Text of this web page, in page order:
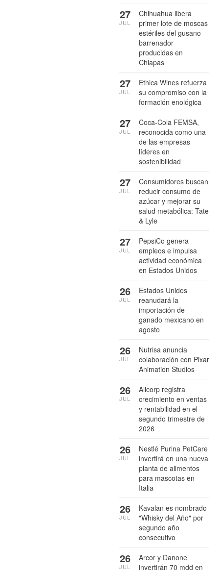
Chihuahua libera
primer lote de moscas
estériles del gusano
barrenador
producidas en
Chiapas
27
JUL
Ethica Wines refuerza
su compromiso con la
formación enológica
27
JUL
Coca-Cola FEMSA,
reconocida como una
de las empresas
líderes en
sostenibilidad
27
JUL
Consumidores buscan
reducir consumo de
azúcar y mejorar su
salud metabólica: Tate
& Lyle
27
JUL
PepsiCo genera
empleos e impulsa
actividad económica
en Estados Unidos
27
JUL
Estados Unidos
reanudará la
importación de
ganado mexicano en
agosto
26
JUL
Nutrisa anuncia
colaboración con Pixar
Animation Studios
26
JUL
Alicorp registra
crecimiento en ventas
y rentabilidad en el
segundo trimestre de
2026
26
JUL
Nestlé Purina PetCare
invertirá en una nueva
planta de alimentos
para mascotas en
Italia
26
JUL
Kavalan es nombrado
"Whisky del Año" por
segundo año
consecutivo
26
JUL
Arcor y Danone
invertirán 70 mdd en
26
JUL